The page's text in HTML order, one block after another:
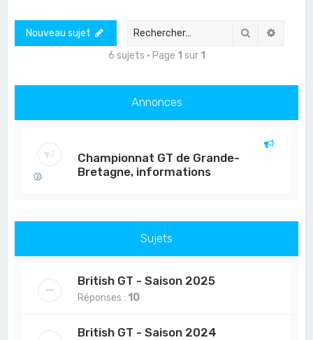
Nouveau sujet Rechercher
6 sujets • Page 1 sur 1
Annonces
Championnat GT de Grande-
Bretagne, informations
Sujets
British GT - Saison 2025
Réponses : 10
British GT - Saison 2024